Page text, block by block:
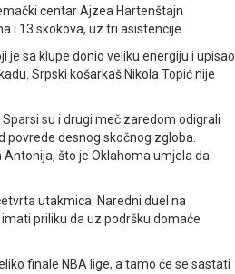
centar Ajzea Hartenštajn
i 13 skokova, uz tri asistencije.
je sa klupe donio veliku energiju i upisao
Srpski košarkaš Nikola Topić nije
su i drugi meč zaredom odigrali
povrede desnog skočnog zgloba.
što je Oklahoma umjela da
utakmica. Naredni duel na
priliku da uz podršku domaće
finale NBA lige, a tamo će se sastati